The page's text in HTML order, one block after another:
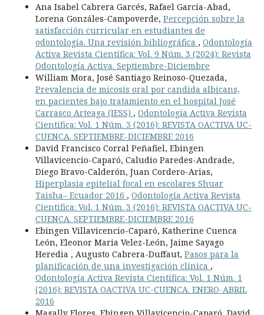
Ana Isabel Cabrera Garcés, Rafael García-Abad,
Lorena Gonzáles-Campoverde, Percepción sobre la
satisfacción curricular en estudiantes de
odontología. Una revisión bibliográfica , Odontología
Activa Revista Científica: Vol. 9 Núm. 3 (2024): Revista
Odontología Activa. Septiembre-Diciembre
William Mora, José Santiago Reinoso-Quezada,
Prevalencia de micosis oral por candida albicans,
en pacientes bajo tratamiento en el hospital José
Carrasco Arteaga (IESS) , Odontología Activa Revista
Científica: Vol. 1 Núm. 3 (2016): REVISTA OACTIVA UC-
CUENCA. SEPTIEMBRE-DICIEMBRE 2016
David Francisco Corral Peñafiel, Ebingen
Villavicencio-Caparó, Caludio Paredes-Andrade,
Diego Bravo-Calderón, Juan Cordero-Arias,
Hiperplasia epitelial focal en escolares Shuar
Taisha– Ecuador 2016 , Odontología Activa Revista
Científica: Vol. 1 Núm. 3 (2016): REVISTA OACTIVA UC-
CUENCA. SEPTIEMBRE-DICIEMBRE 2016
Ebingen Villavicencio-Caparó, Katherine Cuenca
León, Eleonor Maria Velez-León, Jaime Sayago
Heredia , Augusto Cabrera-Duffaut, Pasos para la
planificación de una investigación clínica ,
Odontología Activa Revista Científica: Vol. 1 Núm. 1
(2016): REVISTA OACTIVA UC-CUENCA. ENERO-ABRIL
2016